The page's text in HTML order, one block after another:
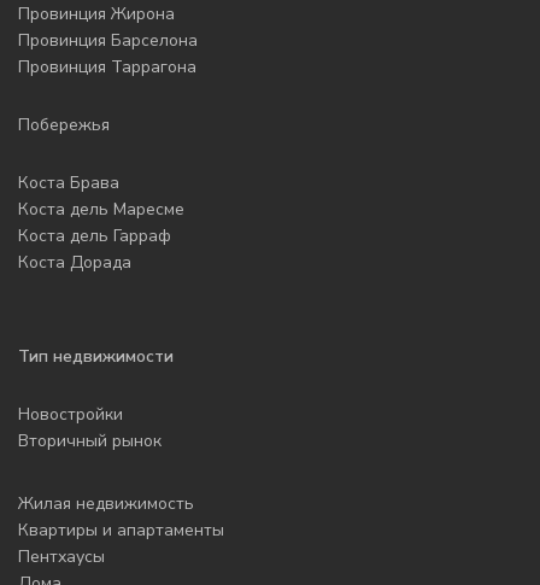
Провинция Жирона
Провинция Барселона
Провинция Таррагона
Побережья
Коста Брава
Коста дель Маресме
Коста дель Гарраф
Коста Дорада
Тип недвижимости
Новостройки
Вторичный рынок
Жилая недвижимость
Квартиры и апартаменты
Пентхаусы